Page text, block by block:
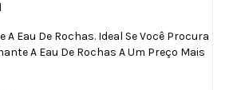
A Eau De Rochas. Ideal Se Você Procura
A Eau De Rochas A Um Preço Mais